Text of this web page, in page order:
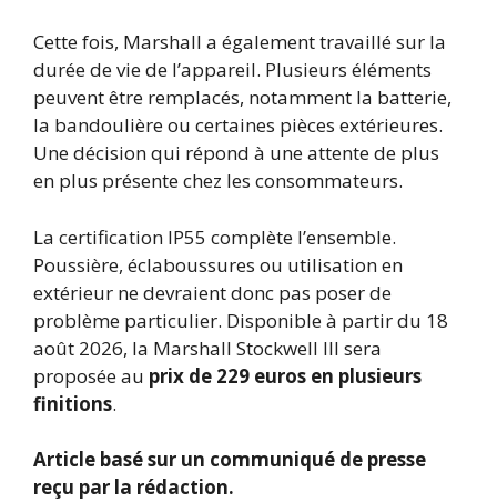
Cette fois, Marshall a également travaillé sur la
durée de vie de l’appareil. Plusieurs éléments
peuvent être remplacés, notamment la batterie,
la bandoulière ou certaines pièces extérieures.
Une décision qui répond à une attente de plus
en plus présente chez les consommateurs.
La certification IP55 complète l’ensemble.
Poussière, éclaboussures ou utilisation en
extérieur ne devraient donc pas poser de
problème particulier. Disponible à partir du 18
août 2026, la Marshall Stockwell III sera
proposée au prix de 229 euros en plusieurs
finitions.
Article basé sur un communiqué de presse
reçu par la rédaction.